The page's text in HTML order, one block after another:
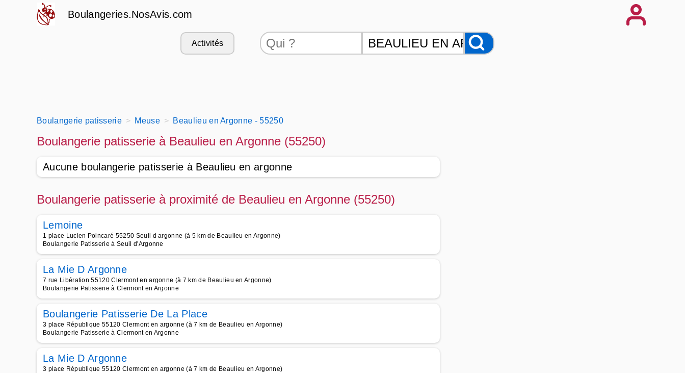
Boulangeries.NosAvis.com
Activités
Boulangerie patisserie Meuse Beaulieu en Argonne - 55250
Boulangerie patisserie à Beaulieu en Argonne (55250)
Aucune boulangerie patisserie à Beaulieu en argonne
Boulangerie patisserie à proximité de Beaulieu en Argonne (55250)
Lemoine
1 place Lucien Poincaré 55250 Seuil d argonne (à 5 km de Beaulieu en Argonne)
Boulangerie Patisserie à Seuil d'Argonne
La Mie D Argonne
7 rue Libération 55120 Clermont en argonne (à 7 km de Beaulieu en Argonne)
Boulangerie Patisserie à Clermont en Argonne
Boulangerie Patisserie De La Place
3 place République 55120 Clermont en argonne (à 7 km de Beaulieu en Argonne)
Boulangerie Patisserie à Clermont en Argonne
La Mie D Argonne
3 place République 55120 Clermont en argonne (à 7 km de Beaulieu en Argonne)